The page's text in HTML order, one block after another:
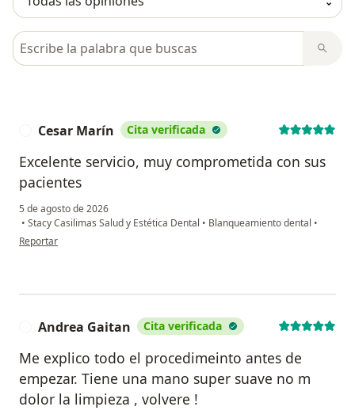
Busca en opiniones
Cesar Marín Cita verificada
Excelente servicio, muy comprometida con sus
pacientes
5 de agosto de 2026
• Stacy Casilimas Salud y Estética Dental • Blanqueamiento dental •
en opinión del usuario Cesar Marín
Reportar
Andrea Gaitan Cita verificada
Me explico todo el procedimeinto antes de
empezar. Tiene una mano super suave no m
dolor la limpieza , volvere !